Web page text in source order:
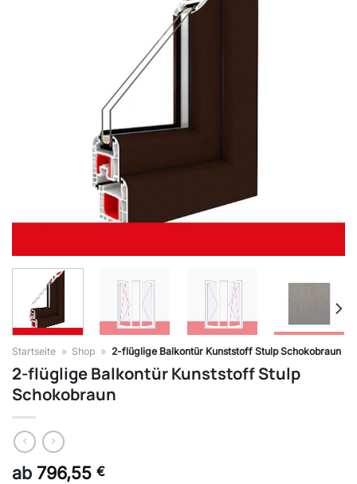
Startseite » Shop » 2-flüglige Balkontür Kunststoff Stulp Schokobraun
2-flüglige Balkontür Kunststoff Stulp
Schokobraun
ab 796,55 €